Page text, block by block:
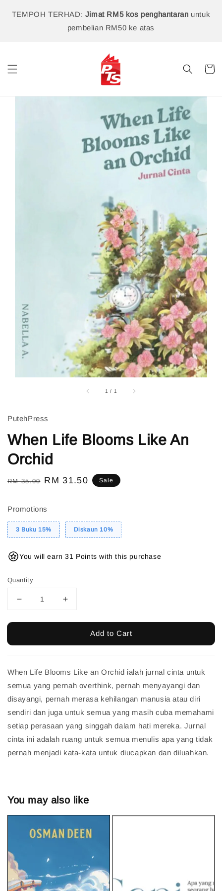
TEMPOH TERHAD: Jimat RM5 kos penghantaran untuk
pembelian RM50 ke atas
1 / 1
PutehPress
When Life Blooms Like An
Orchid
Regular
RM 35.00 Sale
RM 31.50 Sale
Promotions
3 Buku 15% Diskaun 10%
You will earn 31 Points with this purchase
Quantity
Add to Cart
When Life Blooms Like an Orchid ialah jurnal cinta untuk
semua yang pernah overthink, pernah menyayangi dan
disayangi, pernah merasa kehilangan manusia atau diri
sendiri dan juga untuk semua yang masih cuba memahami
setiap perasaan yang singgah dalam hati mereka. Jurnal
cinta ini adalah ruang untuk semua menulis apa yang tidak
pernah menjadi kata-kata untuk diucapkan dan diluahkan.
You may also like